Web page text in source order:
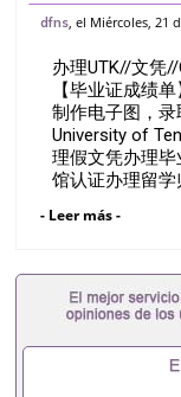
纳西大学【毕业
书、学历认证
dfns , el Miércoles, 21
办理UTK//文凭
【毕业证成绩
制作电子图，
University of
理假文凭办理
馆认证办理留
证书办理美国文
证+成绩单+留
书，雅思。（
亲朋好友一份
校、转学，甚
材料，随时都
- Leer más -